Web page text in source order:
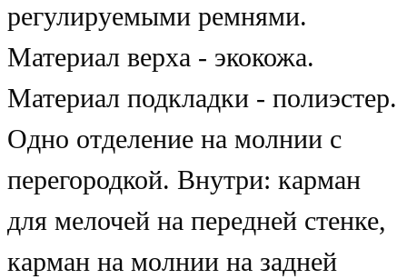
регулируемыми ремнями.
Материал верха - экокожа.
Материал подкладки - полиэстер.
Одно отделение на молнии с
перегородкой. Внутри: карман
для мелочей на передней стенке,
карман на молнии на задней